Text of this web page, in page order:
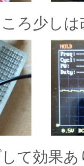
ろ少しは
て効果あ